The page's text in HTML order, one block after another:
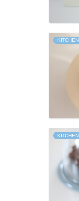
KITCHEN
KITCHEN